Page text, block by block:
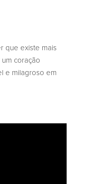
que existe mais
coração
e milagroso em